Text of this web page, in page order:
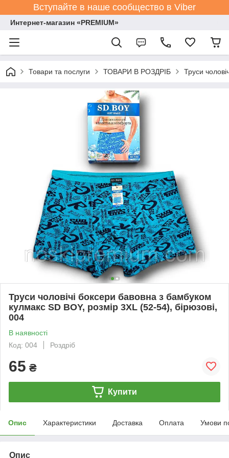
Вступайте в наше сообщество в Viber
Интернет-магазин «PREMIUM»
Товари та послуги ТОВАРИ В РОЗДРІБ Труси
Труси чоловічі боксери бавовна з бамбуком
кулмакс SD BOY, розмір 3XL (52-54), бірюзові,
004
В наявності
Код: 004
Роздріб
65 ₴
Купити
Опис Характеристики Доставка Оплата Умови
Опис